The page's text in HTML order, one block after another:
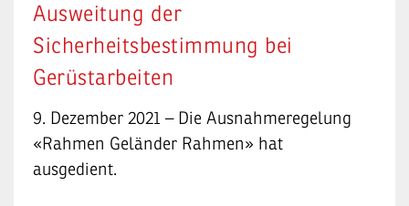
Ausweitung der
Sicherheitsbestimmung bei
Gerüstarbeiten
9. Dezember 2021 – Die Ausnahmeregelung
«Rahmen Geländer Rahmen» hat
ausgedient.